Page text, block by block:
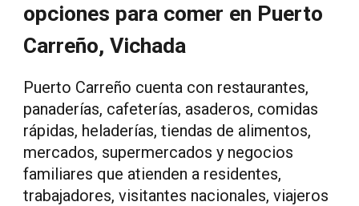
opciones para comer en Puerto
Carreño, Vichada
Puerto Carreño cuenta con restaurantes,
panaderías, cafeterías, asaderos, comidas
rápidas, heladerías, tiendas de alimentos,
mercados, supermercados y negocios
familiares que atienden a residentes,
trabajadores, visitantes nacionales, viajeros